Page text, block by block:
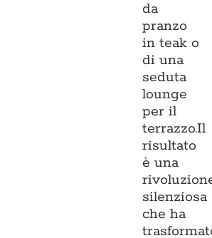
da
pranzo
in teak o
di una
seduta
lounge
per il
terrazzo.Il
risultato
è una
silenziosa
che ha